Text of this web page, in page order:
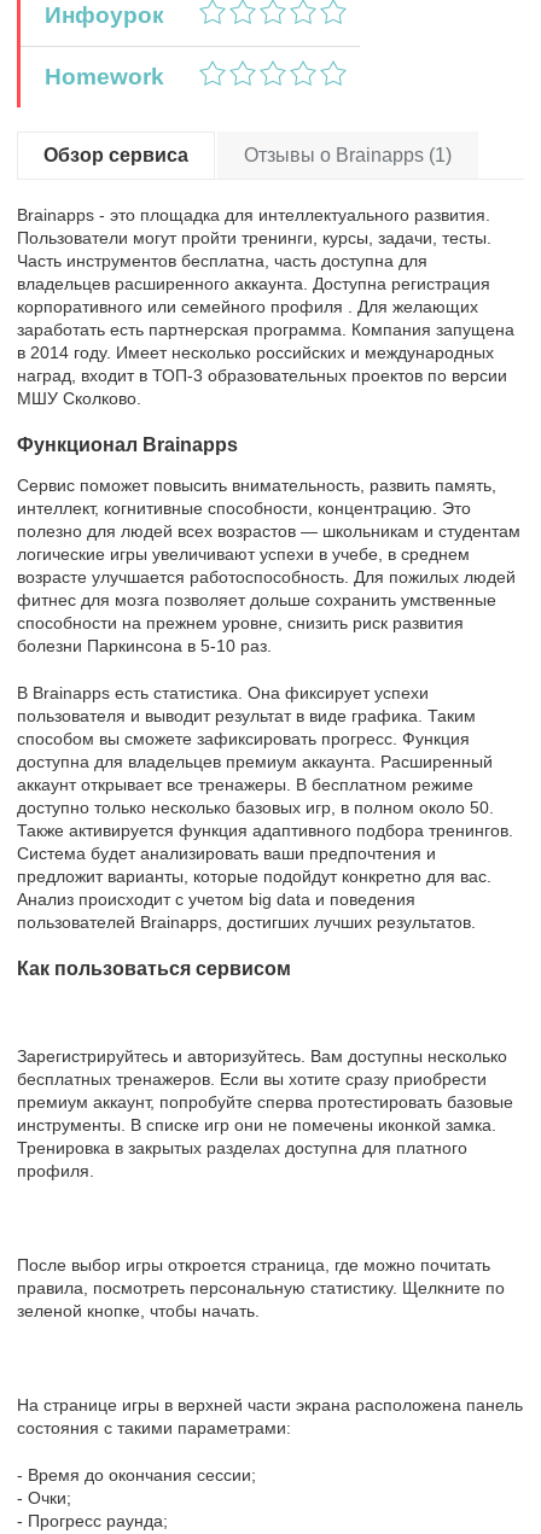
Инфоурок
Homework
Обзор сервиса Отзывы о Brainapps (1)
Brainapps - это площадка для интеллектуального развития.
Пользователи могут пройти тренинги, курсы, задачи, тесты.
Часть инструментов бесплатна, часть доступна для
владельцев расширенного аккаунта. Доступна регистрация
корпоративного или семейного профиля . Для желающих
заработать есть партнерская программа. Компания запущена
в 2014 году. Имеет несколько российских и международных
наград, входит в ТОП-3 образовательных проектов по версии
МШУ Сколково.
Функционал Brainapps
Сервис поможет повысить внимательность, развить память,
интеллект, когнитивные способности, концентрацию. Это
полезно для людей всех возрастов — школьникам и студентам
логические игры увеличивают успехи в учебе, в среднем
возрасте улучшается работоспособность. Для пожилых людей
фитнес для мозга позволяет дольше сохранить умственные
способности на прежнем уровне, снизить риск развития
болезни Паркинсона в 5-10 раз.
В Brainapps есть статистика. Она фиксирует успехи
пользователя и выводит результат в виде графика. Таким
способом вы сможете зафиксировать прогресс. Функция
доступна для владельцев премиум аккаунта. Расширенный
аккаунт открывает все тренажеры. В бесплатном режиме
доступно только несколько базовых игр, в полном около 50.
Также активируется функция адаптивного подбора тренингов.
Система будет анализировать ваши предпочтения и
предложит варианты, которые подойдут конкретно для вас.
Анализ происходит с учетом big data и поведения
пользователей Brainapps, достигших лучших результатов.
Как пользоваться сервисом
Зарегистрируйтесь и авторизуйтесь. Вам доступны несколько
бесплатных тренажеров. Если вы хотите сразу приобрести
премиум аккаунт, попробуйте сперва протестировать базовые
инструменты. В списке игр они не помечены иконкой замка.
Тренировка в закрытых разделах доступна для платного
профиля.
После выбор игры откроется страница, где можно почитать
правила, посмотреть персональную статистику. Щелкните по
зеленой кнопке, чтобы начать.
На странице игры в верхней части экрана расположена панель
состояния с такими параметрами:
- Время до окончания сессии;
- Очки;
- Прогресс раунда;